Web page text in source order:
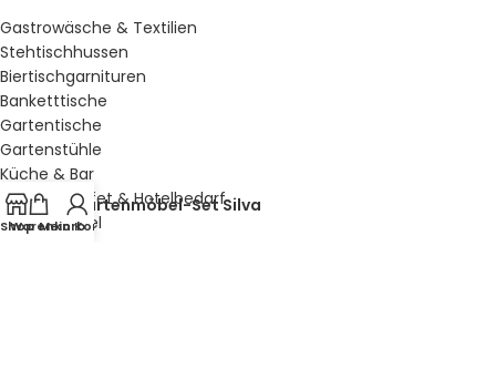
Gastrowäsche & Textilien
Stehtischhussen
Biertischgarnituren
Banketttische
Gartentische
Gartenstühle
Küche & Bar
Service, Buffet & Hotelbedarf
Gastromöbel
Shop
Warenkorb
Mein Konto
Gartenmöbel-Set Silva